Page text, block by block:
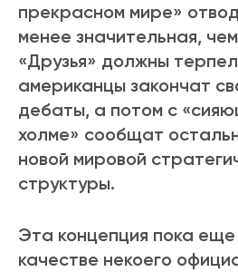
прекрасном мире»
менее значительная,
«Друзья» должны
американцы закончат
дебаты, а потом с
холме» сообщат
новой мировой
структуры.
Эта концепция пока еще
качестве некоего